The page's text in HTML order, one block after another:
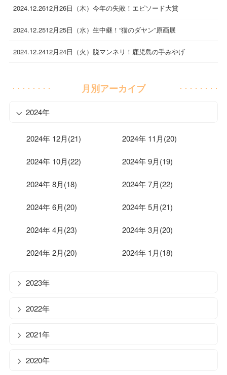
2024.12.2612月26日（木）今年の失敗！エピソード大賞
2024.12.2512月25日（水）生中継！“猫のダヤン”原画展
2024.12.2412月24日（火）脱マンネリ！鹿児島の手みやげ
月別アーカイブ
2024年
2024年 12月(21) 2024年 11月(20)
2024年 10月(22) 2024年 9月(19)
2024年 8月(18) 2024年 7月(22)
2024年 6月(20) 2024年 5月(21)
2024年 4月(23) 2024年 3月(20)
2024年 2月(20) 2024年 1月(18)
2023年
2022年
2021年
2020年